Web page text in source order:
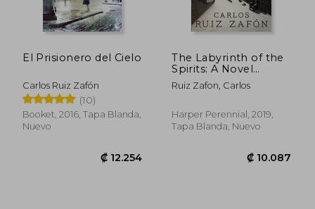
El Prisionero del Cielo
Carlos Ruiz Zafón
(10)
Booket, 2016, Tapa Blanda,
Nuevo
The Labyrinth of the
Spirits: A Novel
(Cemetery of
Forgotten Books) (en
Ruiz Zafon, Carlos
Harper Perennial, 2019,
Tapa Blanda, Nuevo